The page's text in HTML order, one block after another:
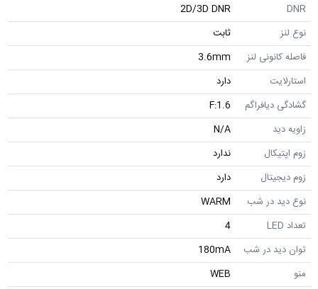
DNR
2D/3D DNR
نوع لنز
ثابت
فاصله کانونی لنز
3.6mm
استارلایت
دارد
گشادگی دیافراگم
F:1.6
زاویه دید
N/A
زوم اپتیکال
ندارد
زوم دیجیتال
دارد
نوع دید در شب
WARM
تعداد LED
4
توان دید در شب
180mA
منو
WEB